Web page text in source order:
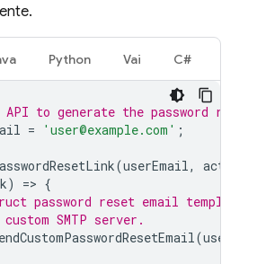
Python Vai C#
API to generate the password
= 'user@example.com' ;
(userEmail,
) => {
password reset email template,
SMTP server.
(